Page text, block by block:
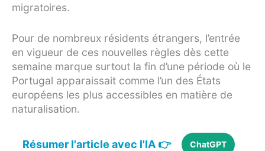
migratoires.
Pour de nombreux résidents étrangers, l’entrée
en vigueur de ces nouvelles règles dès cette
semaine marque surtout la fin d’une période où le
Portugal apparaissait comme l’un des États
européens les plus accessibles en matière de
naturalisation.
Résumer l'article avec l'IA 👉 ChatGPT